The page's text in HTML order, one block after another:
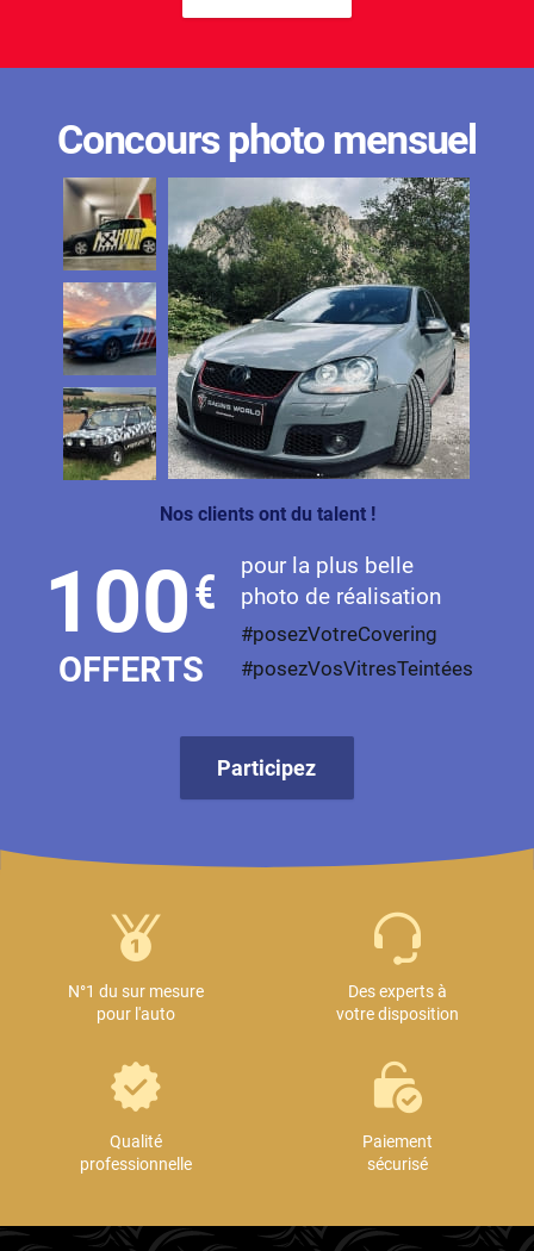
Concours photo mensuel
Nos clients ont du talent !
100€
OFFERTS
pour la plus belle
photo de réalisation
#posezVotreCovering
#posezVosVitresTeintées
Participez
N°1 du sur mesure
pour l'auto
Des experts à
votre disposition
Qualité
professionnelle
Paiement
sécurisé